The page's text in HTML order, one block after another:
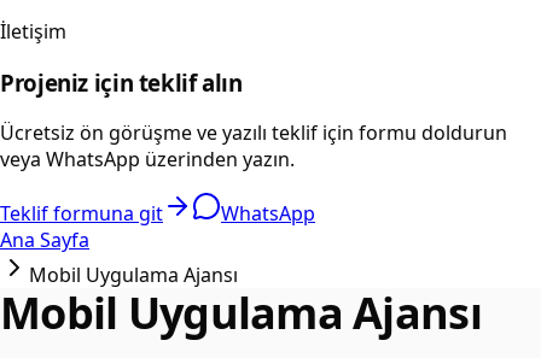
İletişim
Projeniz için teklif alın
Ücretsiz ön görüşme ve yazılı teklif için formu doldurun
veya WhatsApp üzerinden yazın.
Teklif formuna git
WhatsApp
Ana Sayfa
Mobil Uygulama Ajansı
Mobil Uygulama Ajansı